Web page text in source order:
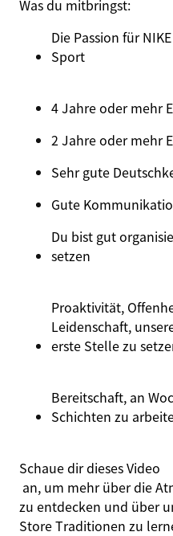
Was du mitbringst:
Die Passion für
Sport
4 Jahre oder mehr
2 Jahre oder mehr
Sehr gute Deutsch
Gute
Du bist gut
setzen
Proaktivität,
Leidenschaft,
erste Stelle zu
Bereitschaft, an
Schichten zu
Schaue dir diesesVideo
an, um mehr über die
zu entdecken und über
Store Traditionen zu